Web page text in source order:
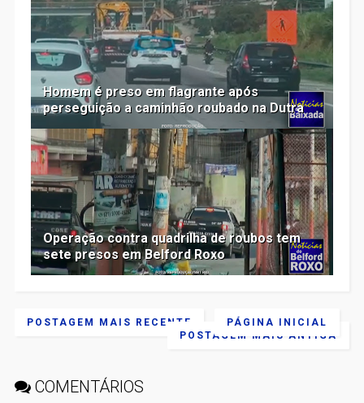
Homem é preso em flagrante após
perseguição a caminhão roubado na Dutra
Operação contra quadrilha de roubos tem
sete presos em Belford Roxo
POSTAGEM MAIS RECENTE
POSTAGEM MAIS ANTIGA
PÁGINA INICIAL
COMENTÁRIOS